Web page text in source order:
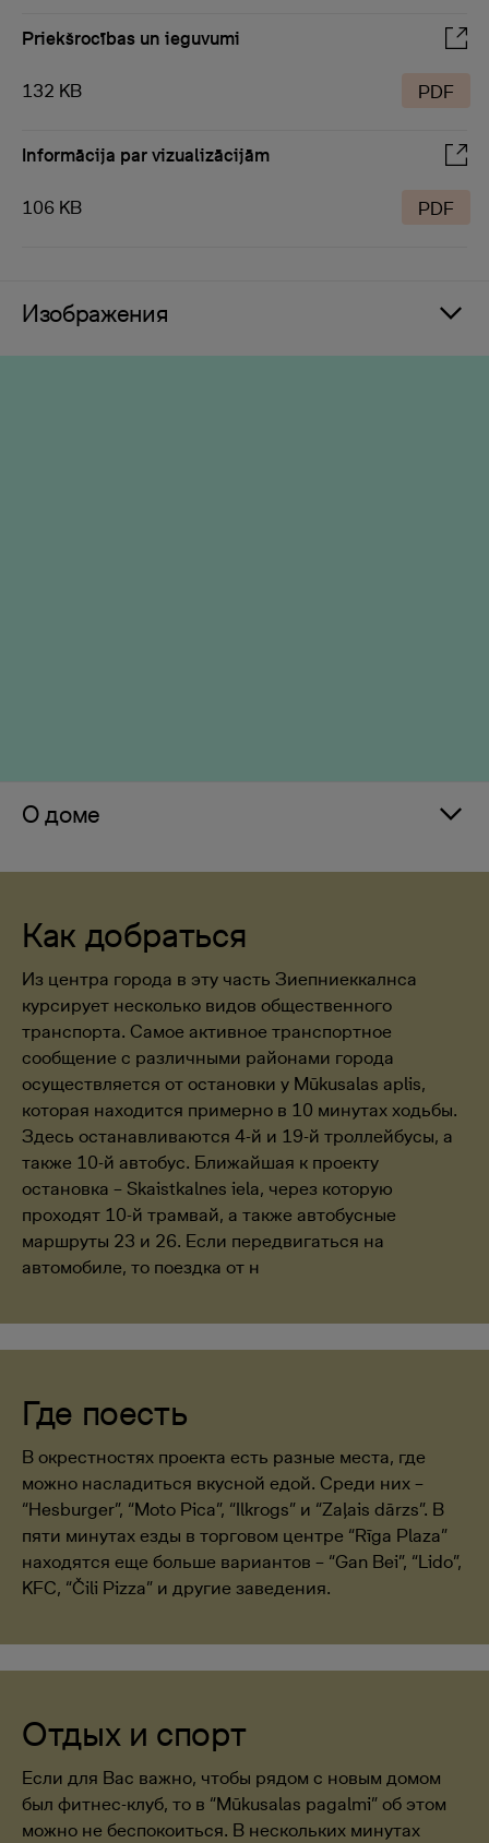
Priekšrocības un ieguvumi
132 KB PDF
Informācija par vizualizācijām
106 KB PDF
Изображения
О доме
Как добраться
Из центра города в эту часть Зиепниеккалнса
курсирует несколько видов общественного
транспорта. Самое активное транспортное
сообщение с различными районами города
осуществляется от остановки у Mūkusalas aplis,
которая находится примерно в 10 минутах ходьбы.
Здесь останавливаются 4-й и 19-й троллейбусы, а
также 10-й автобус. Ближайшая к проекту
остановка – Skaistkalnes iela, через которую
проходят 10-й трамвай, а также автобусные
маршруты 23 и 26. Если передвигаться на
автомобиле, то поездка от н
Где поесть
В окрестностях проекта есть разные места, где
можно насладиться вкусной едой. Среди них –
“Hesburger”, “Moto Pica”, “Ilkrogs” и “Zaļais dārzs”. В
пяти минутах езды в торговом центре “Rīga Plaza”
находятся еще больше вариантов – “Gan Bei”, “Lido”,
KFC, “Čili Pizza” и другие заведения.
Отдых и спорт
Если для Вас важно, чтобы рядом с новым домом
был фитнес-клуб, то в “Mūkusalas pagalmi” об этом
можно не беспокоиться. В нескольких минутах